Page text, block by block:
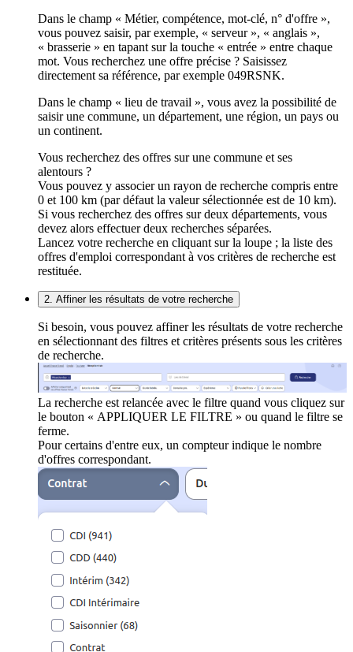
Dans le champ « Métier, compétence, mot-clé, n° d'offre »,
vous pouvez saisir, par exemple, « serveur », « anglais »,
« brasserie » en tapant sur la touche « entrée » entre chaque
mot. Vous recherchez une offre précise ? Saisissez
directement sa référence, par exemple 049RSNK.
Dans le champ « lieu de travail », vous avez la possibilité de
saisir une commune, un département, une région, un pays ou
un continent.
Vous recherchez des offres sur une commune et ses
alentours ?
Vous pouvez y associer un rayon de recherche compris entre
0 et 100 km (par défaut la valeur sélectionnée est de 10 km).
Si vous recherchez des offres sur deux départements, vous
devez alors effectuer deux recherches séparées.
Lancez votre recherche en cliquant sur la loupe ; la liste des
offres d'emploi correspondant à vos critères de recherche est
restituée.
2. Affiner les résultats de votre recherche
Si besoin, vous pouvez affiner les résultats de votre recherche
en sélectionnant des filtres et critères présents sous les critères
de recherche.
La recherche est relancée avec le filtre quand vous cliquez sur
le bouton « APPLIQUER LE FILTRE » ou quand le filtre se
ferme.
Pour certains d'entre eux, un compteur indique le nombre
d'offres correspondant.